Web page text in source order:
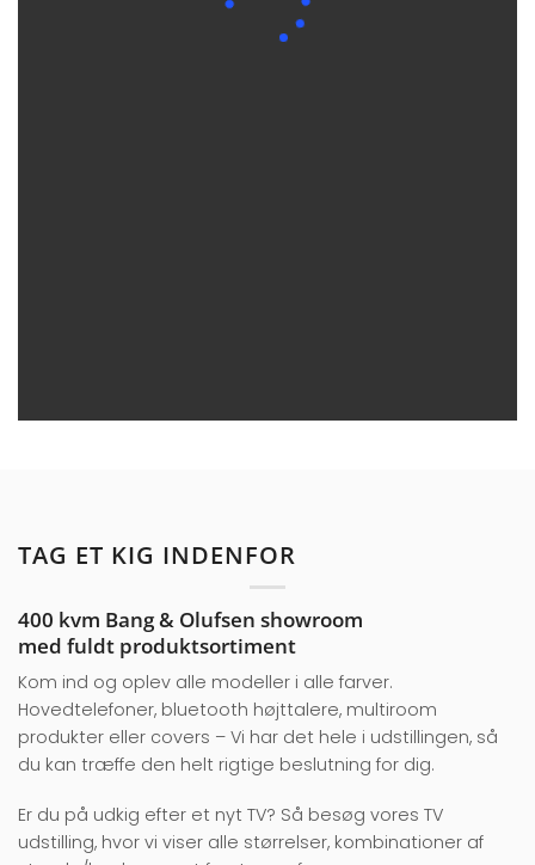
TAG ET KIG INDENFOR
400 kvm Bang & Olufsen showroom
med fuldt produktsortiment
Kom ind og oplev alle modeller i alle farver.
Hovedtelefoner, bluetooth højttalere, multiroom
produkter eller covers – Vi har det hele i udstillingen, så
du kan træffe den helt rigtige beslutning for dig.
Er du på udkig efter et nyt TV? Så besøg vores TV
udstilling, hvor vi viser alle størrelser, kombinationer af